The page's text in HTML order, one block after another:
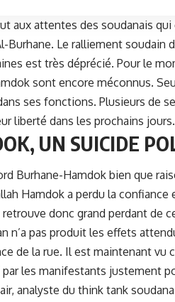
aux attentes des soudanais
Le ralliement soudain
est très déprécié. Pour le
sont encore méconnus.
ses fonctions. Plusieurs de
liberté dans les prochains jours.
UN SUICIDE
Burhane-Hamdok bien que
Hamdok a perdu la confiance
donc grand perdant de
n’a pas produit les effets
de la rue. Il est maintenant vu
les manifestants justement
analyste du think tank